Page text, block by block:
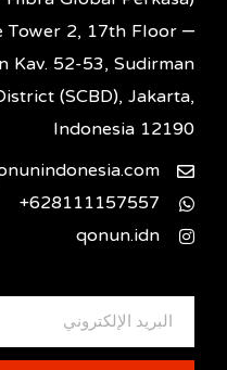
Tower 2, 17th Floor –
Kav. 52-53, Sudirman
(SCBD), Jakarta,
Indonesia 12190
628111157557+
qonun.idn